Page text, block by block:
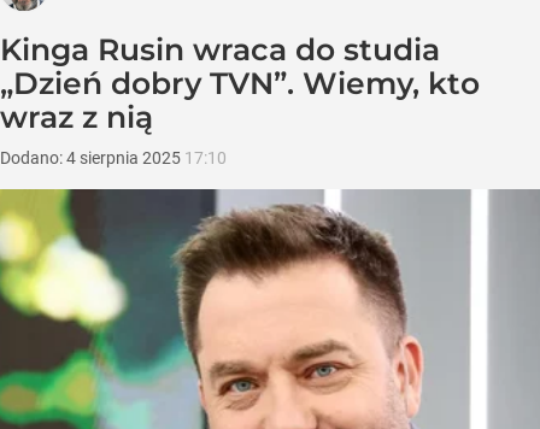
Kinga Rusin wraca do studia
„Dzień dobry TVN”. Wiemy, kto
wraz z nią
Dodano:4 sierpnia 2025 17:10